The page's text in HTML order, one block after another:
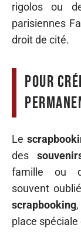
rigolos ou
parisiennes
droit de cité.
Pour
Le
des
famille ou
souvent
scrapbooking
place spéciale